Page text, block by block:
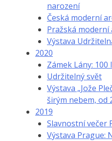
narození
Česká moderní
Pražská
Výstava
2020
Zámek Lány:
Udržitelný svět
Výstava „Jože
širým nebem, od
2019
Slavnostní večer
Výstava Prague: